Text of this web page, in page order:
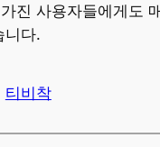
진 사용자들에게도
니다.
티비착